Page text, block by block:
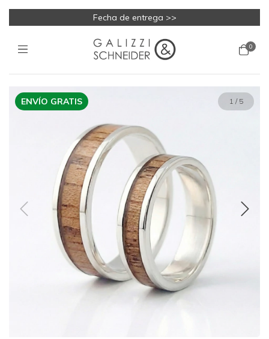
Fecha de entrega >>
0
ENVÍO GRATIS 1 / 5